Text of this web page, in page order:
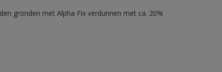
gronden met Alpha Fix verdunnen met ca. 20%